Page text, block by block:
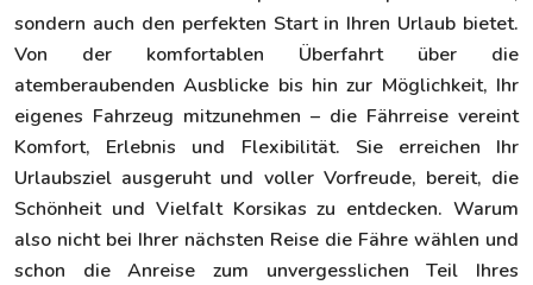
sondern auch den perfekten Start in Ihren Urlaub bietet.
Von der komfortablen Überfahrt über die
atemberaubenden Ausblicke bis hin zur Möglichkeit, Ihr
eigenes Fahrzeug mitzunehmen – die Fährreise vereint
Komfort, Erlebnis und Flexibilität. Sie erreichen Ihr
Urlaubsziel ausgeruht und voller Vorfreude, bereit, die
Schönheit und Vielfalt Korsikas zu entdecken. Warum
also nicht bei Ihrer nächsten Reise die Fähre wählen und
schon die Anreise zum unvergesslichen Teil Ihres